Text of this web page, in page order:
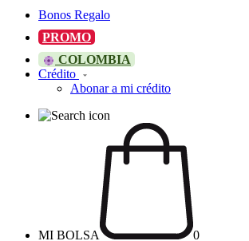
Bonos Regalo
PROMO
COLOMBIA
Crédito
Abonar a mi crédito
MI BOLSA 0